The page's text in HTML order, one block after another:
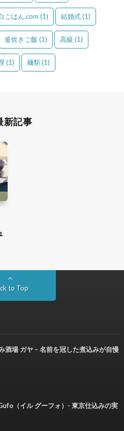
ごはん.com (1) 結婚式(1)
釜炊きご飯 (1) 高級 (1)
(1) 麺類(1)
新記事
to Top
酒場 ガヤ – 名前を冠した煮込みが自慢
（イル グーフォ）- 東京仕込みの実